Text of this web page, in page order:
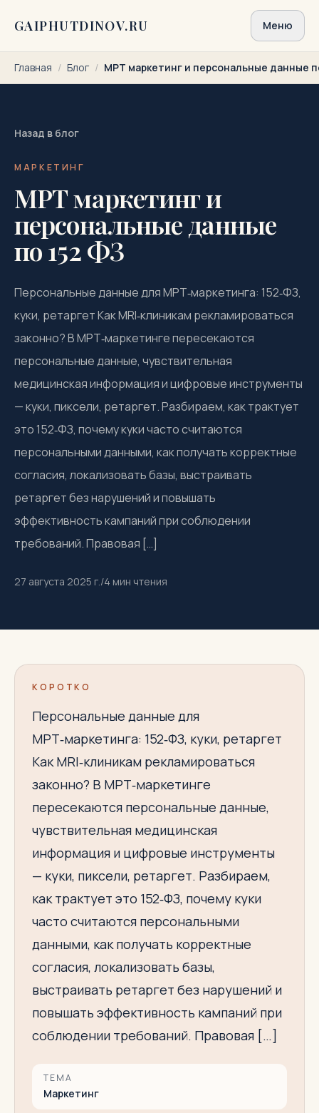
GAIPHUTDINOV.RU Меню
Главная / Блог / МРТ маркетинг и персональные данные
Назад в блог
МАРКЕТИНГ
МРТ маркетинг и
персональные данные
по 152 ФЗ
Персональные данные для МРТ‑маркетинга: 152‑ФЗ,
куки, ретаргет Как MRI‑клиникам рекламироваться
законно? В МРТ‑маркетинге пересекаются
персональные данные, чувствительная
медицинская информация и цифровые инструменты
— куки, пиксели, ретаргет. Разбираем, как трактует
это 152‑ФЗ, почему куки часто считаются
персональными данными, как получать корректные
согласия, локализовать базы, выстраивать
ретаргет без нарушений и повышать
эффективность кампаний при соблюдении
требований. Правовая […]
27 августа 2025 г./4 мин чтения
КОРОТКО
Персональные данные для
МРТ‑маркетинга: 152‑ФЗ, куки, ретаргет
Как MRI‑клиникам рекламироваться
законно? В МРТ‑маркетинге
пересекаются персональные данные,
чувствительная медицинская
информация и цифровые инструменты
— куки, пиксели, ретаргет. Разбираем,
как трактует это 152‑ФЗ, почему куки
часто считаются персональными
данными, как получать корректные
согласия, локализовать базы,
выстраивать ретаргет без нарушений и
повышать эффективность кампаний при
соблюдении требований. Правовая […]
ТЕМА
Маркетинг